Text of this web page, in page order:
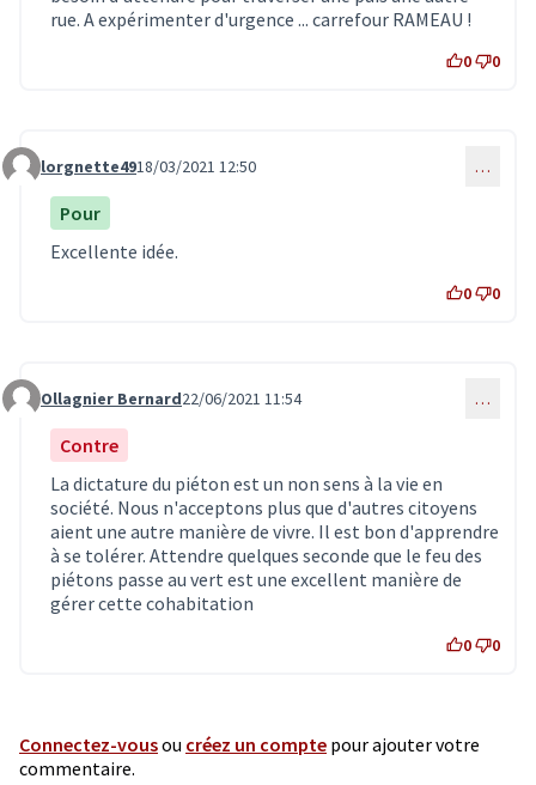
rue. A expérimenter d'urgence ... carrefour RAMEAU !
0 0
Commentaire 2820
lorgnette4918/03/2021 12:50 …
Pour
Excellente idée.
0 0
Commentaire 3337
Ollagnier Bernard22/06/2021 11:54 …
Contre
La dictature du piéton est un non sens à la vie en
société. Nous n'acceptons plus que d'autres citoyens
aient une autre manière de vivre. Il est bon d'apprendre
à se tolérer. Attendre quelques seconde que le feu des
piétons passe au vert est une excellent manière de
gérer cette cohabitation
0 0
Connectez-vousou créez un compte pour ajouter votre
commentaire.